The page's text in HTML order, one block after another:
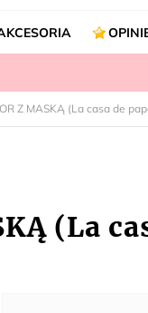
Z MASKĄ (La casa de
(La